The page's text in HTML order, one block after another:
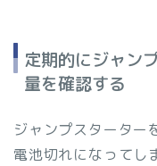
定期的にジャン
量を確認する
ジャンプスターター
電池切れになってし